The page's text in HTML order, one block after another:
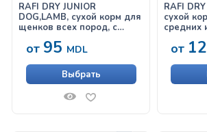
RAFI DRY JUNIOR
DOG,LAMB, сухой корм для
щенков всех пород, с
от 95 MDL
Выбрать
RAFI
сухой
средних
от